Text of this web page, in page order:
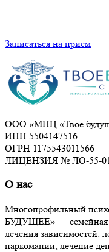
Записаться на прием
ООО «МПЦ «Твоё
ИНН 5504147516
ОГРН 1175543011566
ЛИЦЕНЗИЯ № ЛО-55-
О нас
Многопрофильный
БУДУЩЕЕ» — семейная
лечения зависимостей:
наркомании, лечение